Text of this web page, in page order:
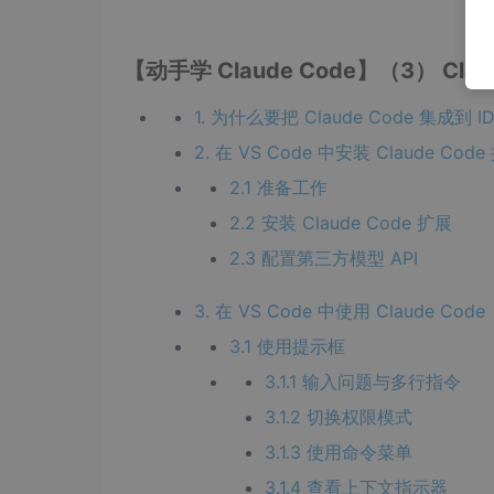
【动手学 Claude Code】（3）
1. 为什么要把 Claude Code 集成到
2. 在 VS Code 中安装 Claude Code
2.1 准备工作
2.2 安装 Claude Code 扩展
2.3 配置第三方模型 API
3. 在 VS Code 中使用 Claude Code
3.1 使用提示框
3.1.1 输入问题与多行指令
3.1.2 切换权限模式
3.1.3 使用命令菜单
3.1.4 查看上下文指示器